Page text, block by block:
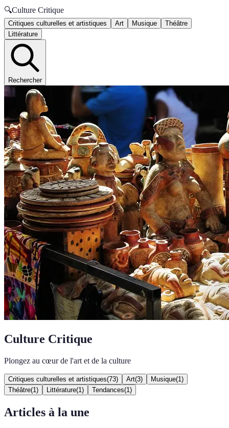
🔍Culture Critique
Critiques culturelles et artistiques Art Musique
Théâtre
Littérature
Rechercher
Culture Critique
Plongez au cœur de l'art et de la culture
Critiques culturelles et artistiques(73) Art(3) Musique(1 )
Théâtre(1 ) Littérature(1 ) Tendances(1 )
Articles à la une